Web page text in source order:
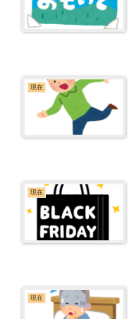
現在
現在
現在